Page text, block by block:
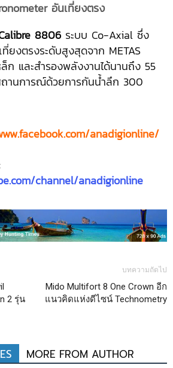
อันเที่ยงตรง
8806 ระบบ Co-Axial ซึ่ง
ยงตรงระดับสูงสุดจาก METAS
ก และสำรองพลังงานได้นานถึง 55
านการณ์ด้วยการกันน้ำลึก 300
anadigionline/
channel/anadigionline
2 รุ่น
บทความถัดไป
Mido Multifort 8 One Crown อีก
แนวคิดแห่งดีไซน์ Technometry
MORE FROM AUTHOR